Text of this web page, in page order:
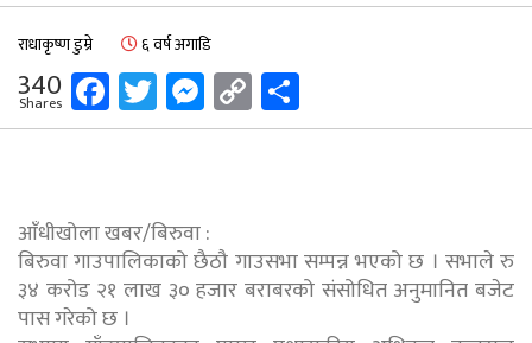
राधाकृष्ण डुम्रे ६ वर्ष अगाडि
340
Shares Facebook
Twitter
Messenger
Copy
Link
आँधीखोला खबर/बिरुवा :
बिरुवा गाउपालिकाको छैठौ गाउसभा सम्पन्न भएको छ । सभाले रु
३४ करोड २१ लाख ३० हजार बराबरको संसोधित अनुमानित बजेट
पास गरेको छ ।